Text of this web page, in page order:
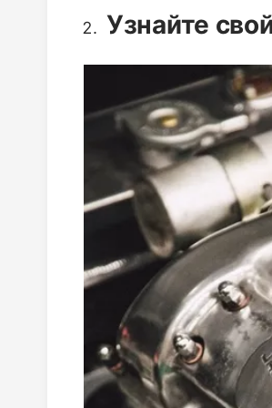
Узнайте